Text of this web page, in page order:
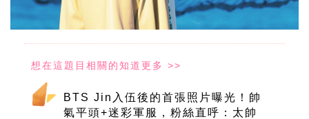
BTS Jin入伍後的首張照片曝光！帥
氣平頭+迷彩軍服，粉絲直呼：太帥